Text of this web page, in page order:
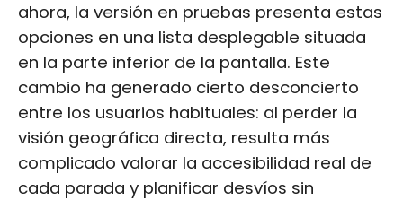
ahora, la versión en pruebas presenta estas
opciones en una lista desplegable situada
en la parte inferior de la pantalla. Este
cambio ha generado cierto desconcierto
entre los usuarios habituales: al perder la
visión geográfica directa, resulta más
complicado valorar la accesibilidad real de
cada parada y planificar desvíos sin